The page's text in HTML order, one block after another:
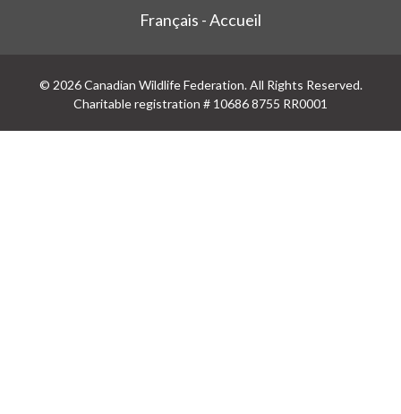
Français - Accueil
© 2026 Canadian Wildlife Federation. All Rights Reserved.
Charitable registration # 10686 8755 RR0001